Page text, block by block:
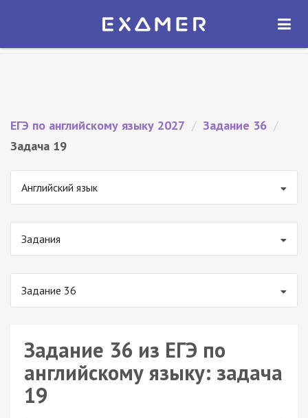
Экзамер — ЕГЭ 2027
ОТКРЫТЬ
ЕГЭ по английскому языку 2027 / Задание 36 /
Задача 19
Английский язык
Задания
Задание 36
Задание 36 из ЕГЭ по
английскому языку: задача
19